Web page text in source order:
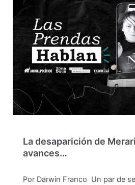
La desaparición de
avances…
Por Darwin Franco Un par de